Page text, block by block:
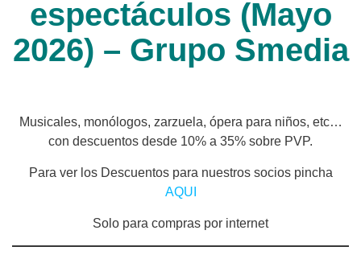
espectáculos (Mayo
2026) – Grupo Smedia
Musicales, monólogos, zarzuela, ópera para niños, etc…
con descuentos desde 10% a 35% sobre PVP.
Para ver los Descuentos para nuestros socios pincha
AQUI
Solo para compras por internet